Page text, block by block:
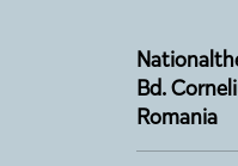
Bd.
Romania